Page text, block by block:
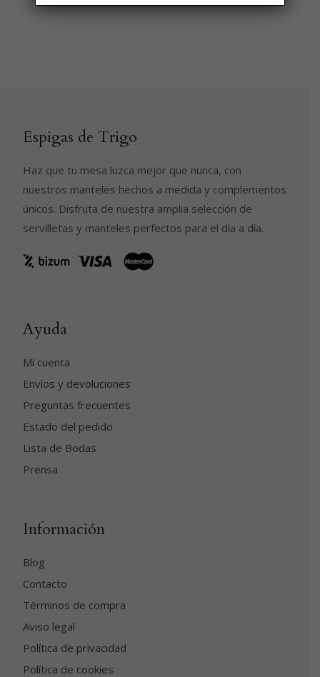
Espigas de Trigo
Haz que tu mesa luzca mejor que nunca, con
nuestros manteles hechos a medida y complementos
únicos. Disfruta de nuestra amplia selección de
servilletas y manteles perfectos para el día a día.
Ayuda
Mi cuenta
Envíos y devoluciones
Preguntas frecuentes
Estado del pedido
Lista de Bodas
Prensa
Información
Blog
Contacto
Términos de compra
Aviso legal
Política de privacidad
Política de cookies